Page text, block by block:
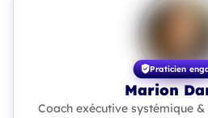
Praticien
Marion
Coach exécutive systémique